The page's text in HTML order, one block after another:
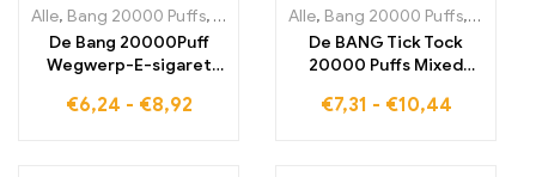
Alle, Bang 20000 Puffs, Wegwerp e-sigaretten België,Wegwerp
De Bang 20000Puff
Wegwerp-E-sigaret
combineert de smaak
€6,24 - €8,92
Alle, Bang 20000 Puffs,
De BANG Tick Tock
20000 Puffs Mixed
heerlijke mix van
€7,31 - €10,44